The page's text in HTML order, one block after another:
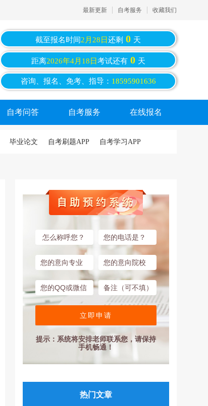
最新更新 自考服务 收藏我们
截至报名时间2月28日还剩 0 天
距离2026年4月18日考试还有 0 天
咨询、报名、免考、指导： 18595901636
自考问答 自考服务 在线报名
毕业论文 自考刷题APP 自考学习APP
立即申请
提示：系统将安排老师联系您，请保持
手机畅通！
热门文章